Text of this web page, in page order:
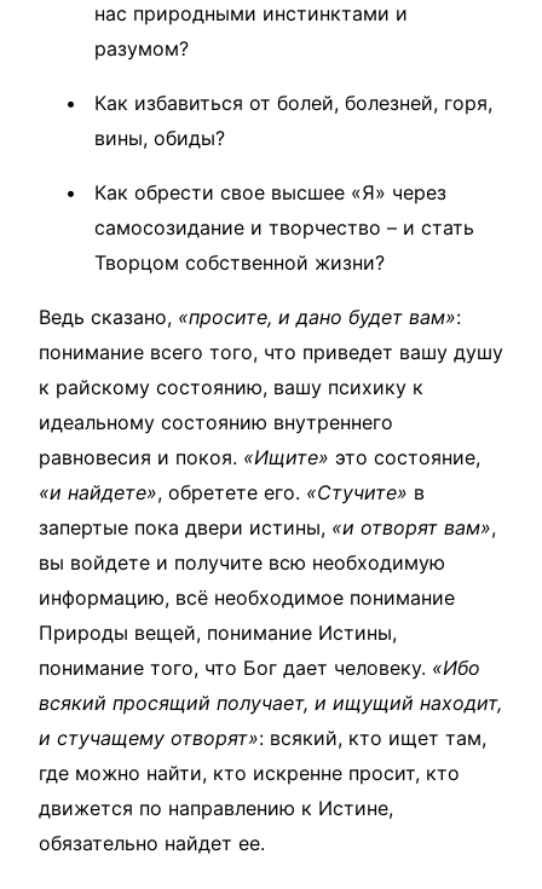
нас природными инстинктами и
разумом?
Как избавиться от болей, болезней, горя,
вины, обиды?
Как обрести свое высшее «Я» через
самосозидание и творчество – и стать
Творцом собственной жизни?
Ведь сказано, «просите, и дано будет вам»:
понимание всего того, что приведет вашу душу
к райскому состоянию, вашу психику к
идеальному состоянию внутреннего
равновесия и покоя. «Ищите» это состояние,
«и найдете», обретете его. «Стучите» в
запертые пока двери истины, «и отворят вам»,
вы войдете и получите всю необходимую
информацию, всё необходимое понимание
Природы вещей, понимание Истины,
понимание того, что Бог дает человеку. «Ибо
всякий просящий получает, и ищущий находит,
и стучащему отворят»: всякий, кто ищет там,
где можно найти, кто искренне просит, кто
движется по направлению к Истине,
обязательно найдет ее.